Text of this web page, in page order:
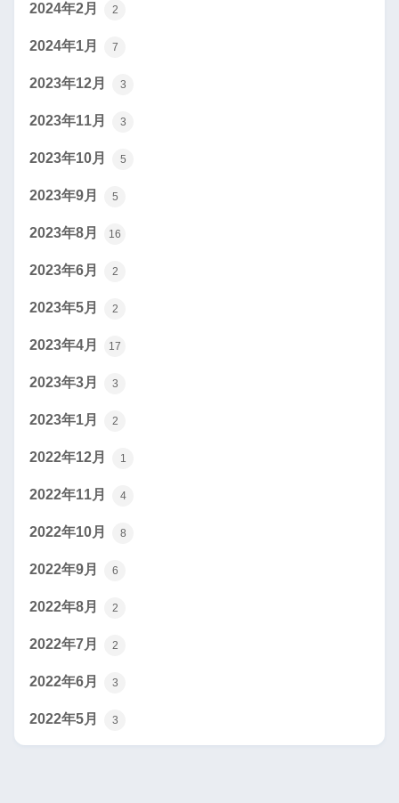
2024年2月 2
2024年1月 7
2023年12月 3
2023年11月 3
2023年10月 5
2023年9月 5
2023年8月 16
2023年6月 2
2023年5月 2
2023年4月 17
2023年3月 3
2023年1月 2
2022年12月 1
2022年11月 4
2022年10月 8
2022年9月 6
2022年8月 2
2022年7月 2
2022年6月 3
2022年5月 3